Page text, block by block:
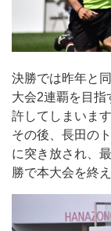
決勝では昨年と
大会2連覇を目指
許してしまいます
その後、長田の
に突き放され、
勝で本大会を終え